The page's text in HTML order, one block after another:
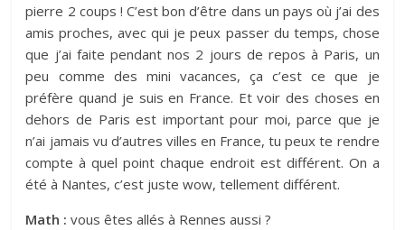
pierre 2 coups ! C’est bon d’être dans un pays où j’ai des
amis proches, avec qui je peux passer du temps, chose
que j’ai faite pendant nos 2 jours de repos à Paris, un
peu comme des mini vacances, ça c’est ce que je
préfère quand je suis en France. Et voir des choses en
dehors de Paris est important pour moi, parce que je
n’ai jamais vu d’autres villes en France, tu peux te rendre
compte à quel point chaque endroit est différent. On a
été à Nantes, c’est juste wow, tellement différent.
Math : vous êtes allés à Rennes aussi ?